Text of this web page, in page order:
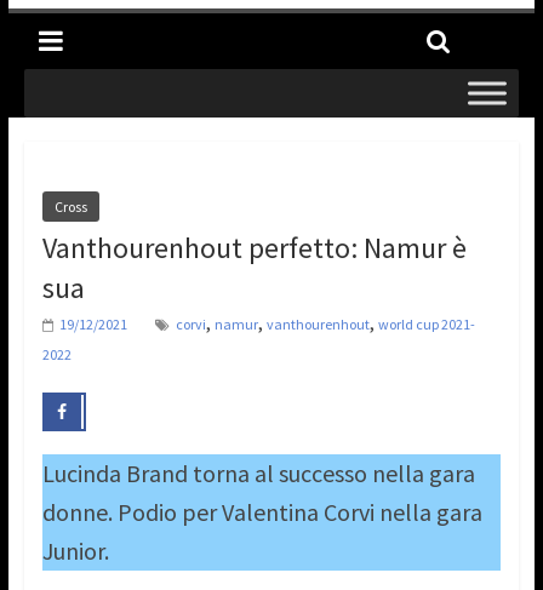
Cross
Vanthourenhout perfetto: Namur è
sua
19/12/2021 corvi, namur, vanthourenhout, world cup 2021-
2022
Lucinda Brand torna al successo nella gara
donne. Podio per Valentina Corvi nella gara
Junior.